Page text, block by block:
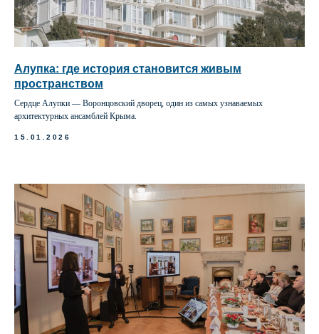
Алупка: где история становится живым
пространством
Сердце Алупки — Воронцовский дворец, один из самых узнаваемых
архитектурных ансамблей Крыма.
15.01.2026